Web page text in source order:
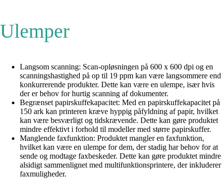
Ulemper
Langsom scanning: Scan-opløsningen på 600 x 600 dpi og en
scanningshastighed på op til 19 ppm kan være langsommere end
konkurrerende produkter. Dette kan være en ulempe, især hvis
der er behov for hurtig scanning af dokumenter.
Begrænset papirskuffekapacitet: Med en papirskuffekapacitet på
150 ark kan printeren kræve hyppig påfyldning af papir, hvilket
kan være besværligt og tidskrævende. Dette kan gøre produktet
mindre effektivt i forhold til modeller med større papirskuffer.
Manglende faxfunktion: Produktet mangler en faxfunktion,
hvilket kan være en ulempe for dem, der stadig har behov for at
sende og modtage faxbeskeder. Dette kan gøre produktet mindre
alsidigt sammenlignet med multifunktionsprintere, der inkluderer
faxmuligheder.